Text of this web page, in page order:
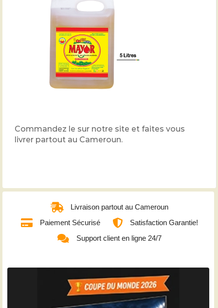
Commandez le sur notre site et faites vous
livrer partout au Cameroun.
Livraison partout au Cameroun
Paiement Sécurisé
Satisfaction Garantie!
Support client en ligne 24/7